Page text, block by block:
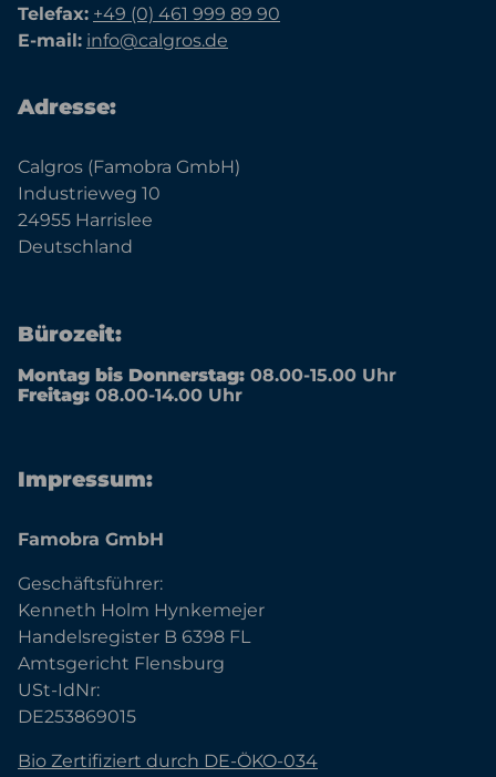
Telefax: +49 (0) 461 999 89 90
E-mail: info@calgros.de
Adresse:
Calgros (Famobra GmbH)
Industrieweg 10
24955 Harrislee
Deutschland
Bürozeit:
Montag bis Donnerstag: 08.00-15.00 Uhr
Freitag: 08.00-14.00 Uhr
Impressum:
Famobra GmbH
Geschäftsführer:
Kenneth Holm Hynkemejer
Handelsregister B 6398 FL
Amtsgericht Flensburg
USt-IdNr:
DE253869015
Bio Zertifiziert durch DE-ÖKO-034